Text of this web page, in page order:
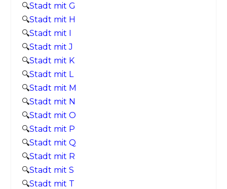
🔍Stadt mit G
🔍Stadt mit H
🔍Stadt mit I
🔍Stadt mit J
🔍Stadt mit K
🔍Stadt mit L
🔍Stadt mit M
🔍Stadt mit N
🔍Stadt mit O
🔍Stadt mit P
🔍Stadt mit Q
🔍Stadt mit R
🔍Stadt mit S
🔍Stadt mit T